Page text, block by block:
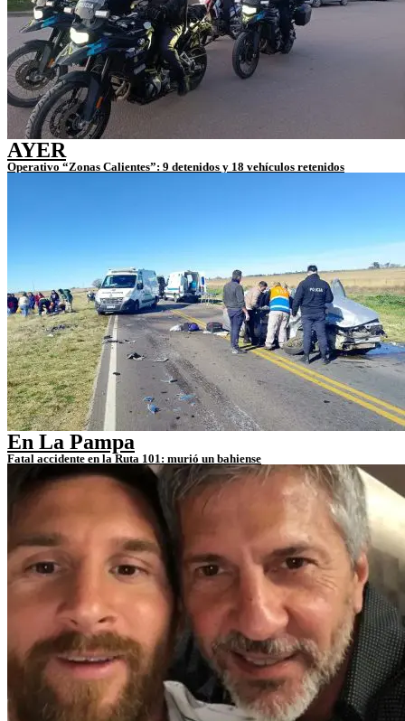
AYER
Operativo “Zonas Calientes”: 9 detenidos y 18 vehículos retenidos
En La Pampa
Fatal accidente en la Ruta 101: murió un bahiense